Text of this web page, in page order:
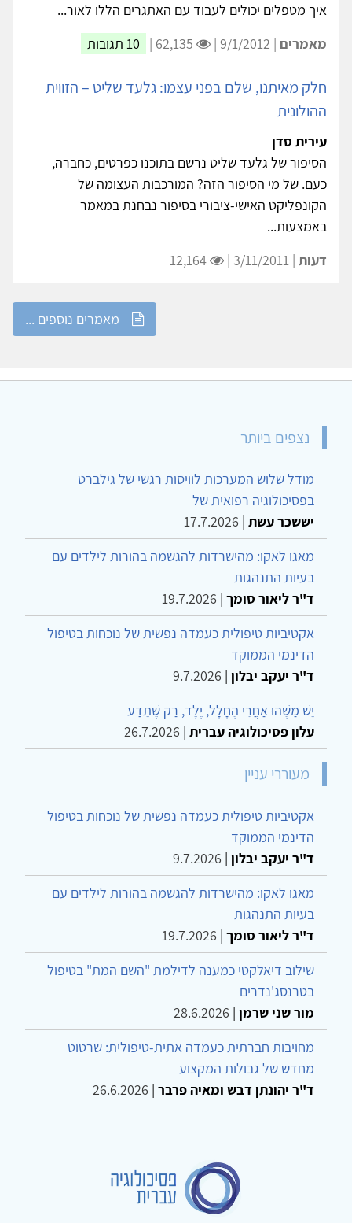
איך מטפלים יכולים לעבוד עם האתגרים הללו לאור...
מאמרים | 9/1/2012 | 10 תגובות
חלק מאיתנו, שלם בפני עצמו: גלעד שליט – הזווית
ההולונית
עירית סדן
הסיפור של גלעד שליט נרשם בתוכנו כפרטים, כחברה,
כעם. של מי הסיפור הזה? המורכבות העצומה של
הקונפליקט האישי-ציבורי בסיפור נבחנת במאמר
באמצעות...
דעות | 3/11/2011 |
מאמרים נוספים ...
נצפים ביותר
מודל שלוש המערכות לוויסות רגשי של גילברט
בפסיכולוגיה רפואית של
יששכר עשת |
17.7.2026
מאגו לאקו: מהישרדות להגשמה בהורות לילדים עם
בעיות התנהגות
ד"ר ליאור סומך |
19.7.2026
אקטיביות טיפולית כעמדה נפשית של נוכחות בטיפול
הדינמי הממוקד
ד"ר יעקב יבלון |
9.7.2026
יֵשׁ מַשֶּׁהוּ אַחֲרֵי הֶחָלָל, יֶלֶד, רַק שֶׁתֵּדַע
עלון פסיכולוגיה עברית |
26.7.2026
מעוררי עניין
אקטיביות טיפולית כעמדה נפשית של נוכחות בטיפול
הדינמי הממוקד
ד"ר יעקב יבלון |
9.7.2026
מאגו לאקו: מהישרדות להגשמה בהורות לילדים עם
בעיות התנהגות
ד"ר ליאור סומך |
19.7.2026
שילוב דיאלקטי כמענה לדילמת "השם המת" בטיפול
בטרנסג'נדרים
מור שני שרמן |
28.6.2026
מחויבות חברתית כעמדה אתית-טיפולית: שרטוט
מחדש של גבולות המקצוע
ד"ר יהונתן דבש ומאיה פרבר |
26.6.2026